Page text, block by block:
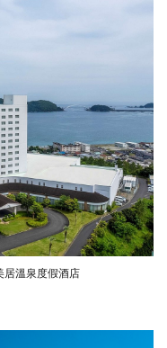
居溫泉度假酒店